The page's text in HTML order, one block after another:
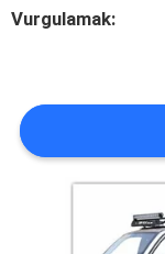
KALITE
BIZIMLE
ILETIŞIME
Vurgulamak: